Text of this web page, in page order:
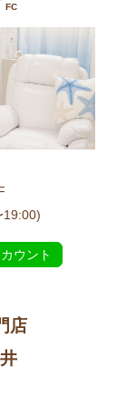
FC
ウント
店